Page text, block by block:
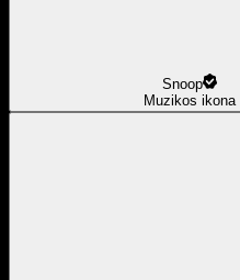
Snoop
Muzikos ikona